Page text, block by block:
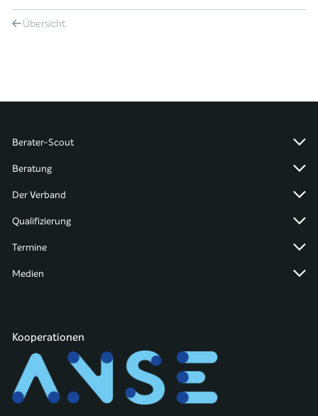
Übersicht
Berater-Scout
Beratung
Der Verband
Qualifizierung
Termine
Medien
Kooperationen